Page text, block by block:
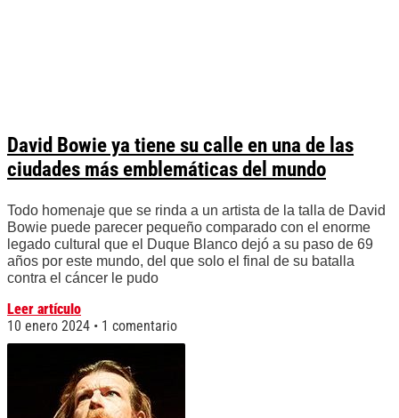
David Bowie ya tiene su calle en una de las
ciudades más emblemáticas del mundo
Todo homenaje que se rinda a un artista de la talla de David
Bowie puede parecer pequeño comparado con el enorme
legado cultural que el Duque Blanco dejó a su paso de 69
años por este mundo, del que solo el final de su batalla
contra el cáncer le pudo
Leer artículo
10 enero 2024
1 comentario